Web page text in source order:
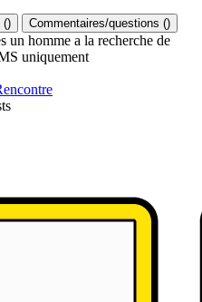
() Commentaires/questions ()
un homme a la recherche de
uniquement